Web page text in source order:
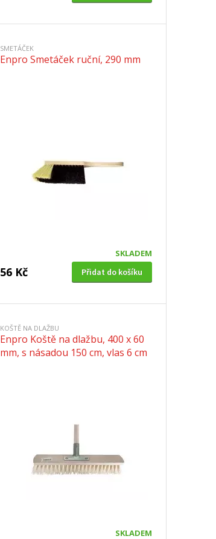
SMETÁČEK
Enpro Smetáček ruční, 290 mm
SKLADEM
56 Kč Přidat do košíku
KOŠTĚ NA DLAŽBU
Enpro Koště na dlažbu, 400 x 60
mm, s násadou 150 cm, vlas 6 cm
SKLADEM